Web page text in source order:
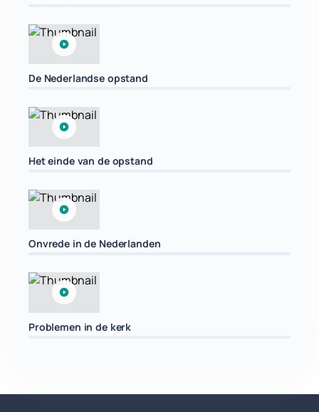
De Nederlandse opstand
Het einde van de opstand
Onvrede in de Nederlanden
Problemen in de kerk